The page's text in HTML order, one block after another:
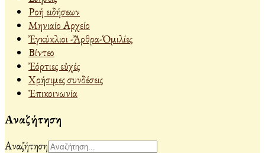
Ροή ειδήσεων
Μηνιαίο Αρχείο
Ἐγκύκλιοι -Ἄρθρα-Ὁμιλίες
Βίντεο
Ἐόρτιες εὐχές
Χρήσιμες συνδέσεις
Ἐπικοινωνία
Αναζήτηση
Αναζήτηση